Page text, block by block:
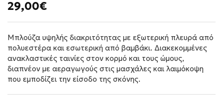
29,00€
Μπλούζα υψηλής διακριτότητας με εξωτερική πλευρά από
πολυεστέρα και εσωτερική από βαμβάκι. Διακεκομμένες
ανακλαστικές ταινίες στον κορμό και τους ώμους,
διαπνέον με αεραγωγούς στις μασχάλες και λαιμόκοψη
που εμποδίζει την είσοδο της σκόνης.